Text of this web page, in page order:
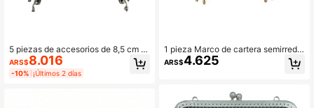
306 Seguidores
5 piezas de accesorios de 8,5 cm p
ara hacer carteras y bolsos, con for
ma de semicírculo hueco en color d
orado y plateado
ARS$8.016
-10% ¡Últimos 2 días
1 pieza Marco de cartera semirredo
nda, 8,5 cm/10,5 cm/12,5 cm/15 cm/
20 cm, color plateado
ARS$4.625